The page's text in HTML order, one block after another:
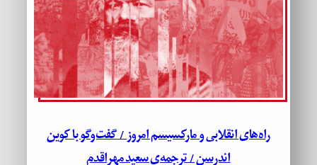
راه‌های انقلابی و مارکسیسم امروز / گفت‌وگو با کوین
اندرسن / ترجمه‌ی سعید مهراقدم